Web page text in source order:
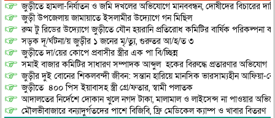
জুড়ীতে হামলা-নির্যাতন ও জমি দখলের অভিযোগে মানববন্ধন, দোষীদের বিচারের দাবি
জুড়ী উপজেলায় জামায়াতে ইসলামীর উদ্যোগে গন মিছিল
রুম টু রিডের উদ্যোগে জুড়ীতে যৌন হয়রানি প্রতিরোধ কমিটির বার্ষিক পরিকল্পনা
সড়ক দূ/র্ঘটনা/য় জুড়ীর ১ জনের মৃ/ত্যু, গুরুতর আ/হ/ত ৩
জুড়ীতে দা/য়ের কোপে প্রবাসীর স্ত্রীর এক পা বি/চ্ছিন্ন
সমাই বাজার কমিটির সাধারণ সম্পাদক আব্দুল হকের বিরুদ্ধে প্রতারণার অভিযোগ
জুড়ীর দুই বোনের শিকলবন্দী জীবন: সন্তান হারিয়ে মানসিক ভারসাম্যহীন আফিয়া-
জুড়ীতে ৪০০ পিস ইয়াবাসহ স্ত্রী গ্রে/ফতার, স্বামী পলাতক
আদালতের নির্দেশে দোকান খুলে নগদ টাকা, মালামাল ও লাইসেন্স না পাওয়ার
মৌলভীবাজারে বন্যাদুর্গতদের পাশে বিজিবি, ফ্রি মেডিকেল ক্যাম্প ও খাবার বিতরণ